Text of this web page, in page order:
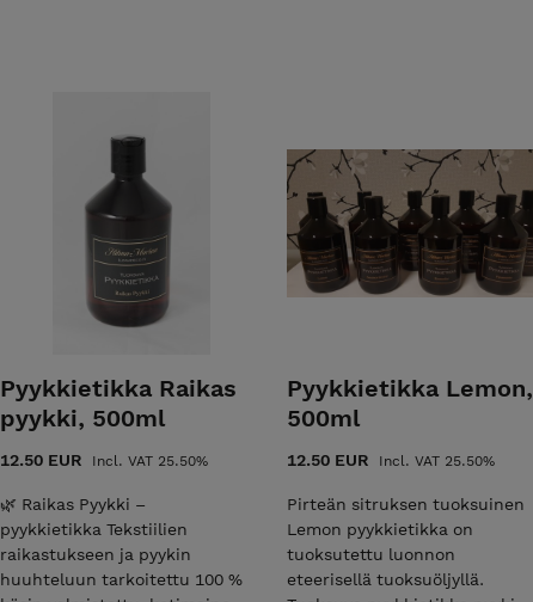
ainoastaan samaan uuteen
aiheutuneita kuluja, ellei palautuksesta ole
jättäminen ei ole sama kuin palautus!
kuluttajasuojalain mukaan veloitamme
kulut täysimääräisinä asiakkaalta).
10 euroa, joka pidätetään
Maksu koostuu tilauksen pakkaus-,
pakkaamisesta huolimatta ei aina onnistu
Tämän takia on hyvä jo lähetystä
ja mahdolliset vauriot paketissa. Mikäli
tee HETI vahinkoilmoitus
Pyykkietikka Raikas
pyykki, 500ml
12.50 EUR Incl. VAT 25.50%
🌿 Raikas Pyykki –
pyykkietikka Tekstiilien
raikastukseen ja pyykin
huuhteluun tarkoitettu 100 %
Pyykkietikka Lemon,
500ml
12.50 EUR Incl. VAT 25.50%
Pirteän sitruksen tuoksuinen
Lemon pyykkietikka on
tuoksutettu luonnon
eteerisellä tuoksuöljyllä.